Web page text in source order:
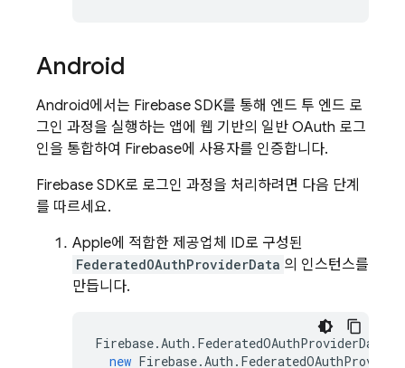
Android
Android에서는 Firebase SDK를 통해 엔드 투 엔드 로
그인 과정을 실행하는 앱에 웹 기반의 일반 OAuth 로그
인을 통합하여 Firebase에 사용자를 인증합니다.
Firebase SDK로 로그인 과정을 처리하려면 다음 단계
를 따르세요.
Apple에 적합한 제공업체 ID로 구성된
FederatedOAuthProviderData 의 인스턴스를
만듭니다.
Firebase.Auth . FederatedOAuthProviderData
new Firebase.Auth .